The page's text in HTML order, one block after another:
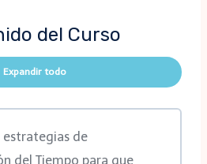
del Curso
Expandir todo
estrategias de
del Tiempo para que